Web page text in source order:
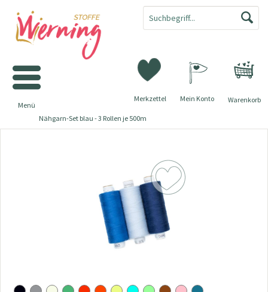
Warenkorb
Merkzettel Mein Konto
Menü
Nähgarn-Set blau - 3 Rollen je 500m